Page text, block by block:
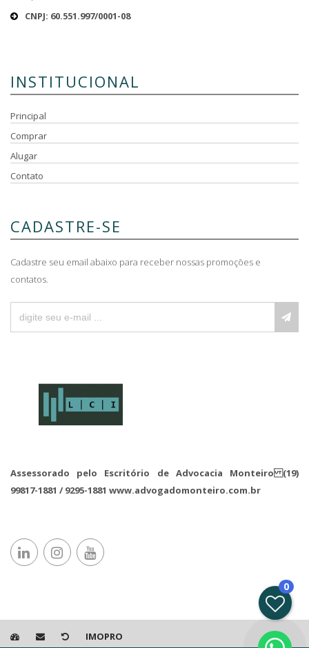
CNPJ: 60.551.997/0001-08
INSTITUCIONAL
Principal
Comprar
Alugar
Contato
CADASTRE-SE
Cadastre seu email abaixo para receber nossas promoções e
contatos.
Assessorado pelo Escritório de Advocacia Monteiro (19)
99817-1881 / 9295-1881 www.advogadomonteiro.com.br
IMOPRO
0